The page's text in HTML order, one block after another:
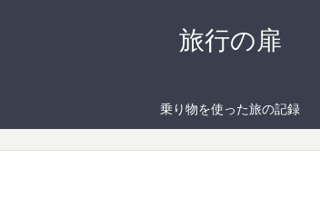
旅行の扉
乗り物を使った旅の記録